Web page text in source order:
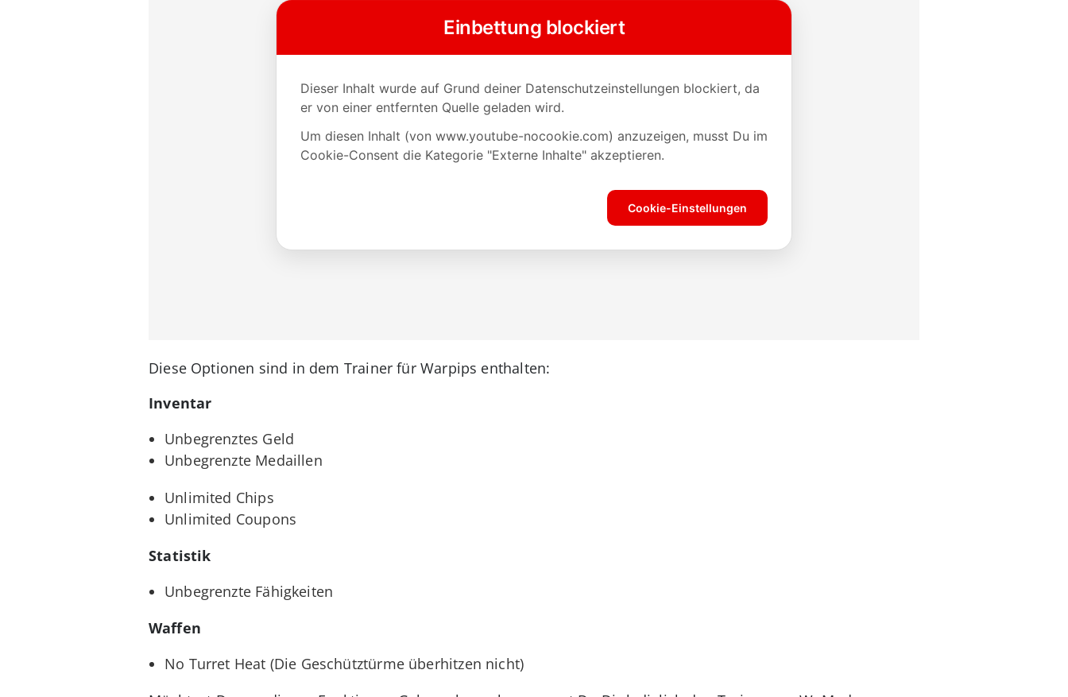
Diese Optionen sind in dem Trainer für Warpips enthalten:
Inventar
Unbegrenztes Geld
Unbegrenzte Medaillen
Unlimited Chips
Unlimited Coupons
Statistik
Unbegrenzte Fähigkeiten
Waffen
No Turret Heat (Die Geschütztürme überhitzen nicht)